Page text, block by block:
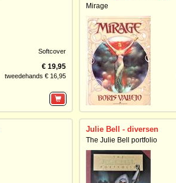
Softcover
€ 19,95
tweedehands € 16,95
Mirage
Julie Bell - diversen
The Julie Bell portfolio